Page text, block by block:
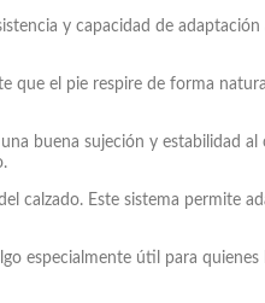
y capacidad de adaptación
que el pie respire de forma
buena sujeción y estabilidad al
calzado. Este sistema permite
especialmente útil para quienes